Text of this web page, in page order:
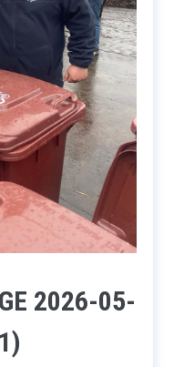
2026-05-